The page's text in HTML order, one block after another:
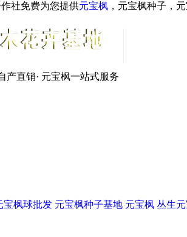
社免费为您提供元宝枫 ，元宝枫种子，
产直销· 元宝枫一站式服务
宝枫球批发 元宝枫种子基地 元宝枫 丛生